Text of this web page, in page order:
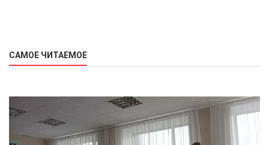
САМОЕ ЧИТАЕМОЕ